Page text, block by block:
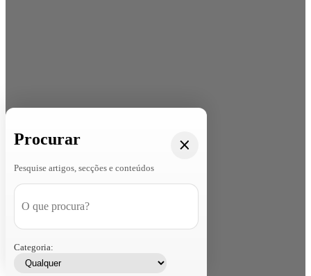
Procurar
Pesquise artigos, secções e conteúdos
Categoria: